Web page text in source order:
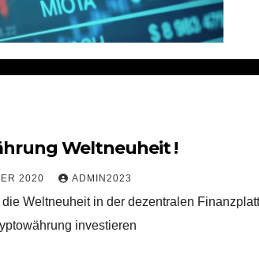
Weltneuheit !
2020 ADMIN2023
die Weltneuheit in der dezentralen
investieren